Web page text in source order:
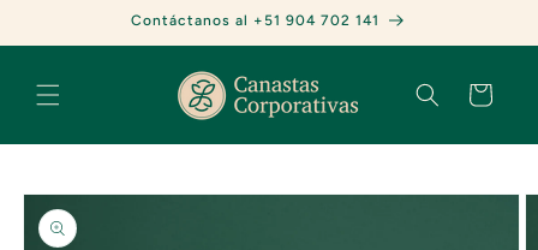
directamente
al contenido
Contáctanos al +51 904 702 141
Carrito
directamente
a la
información